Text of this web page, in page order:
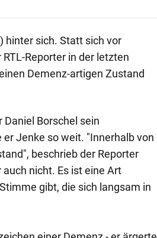
hinter sich. Statt sich vor
Reporter in der letzten
Demenz-artigen Zustand
Borschel sein
Jenke so weit. "Innerhalb von
beschrieb der Reporter
nicht. Es ist eine Art
gibt, die sich langsam in